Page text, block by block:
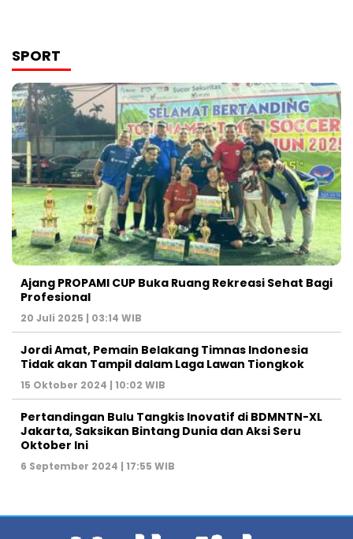
SPORT
Ajang PROPAMI CUP Buka Ruang Rekreasi Sehat Bagi
Profesional
20 Juli 2025 | 03:14 WIB
Jordi Amat, Pemain Belakang Timnas Indonesia
Tidak akan Tampil dalam Laga Lawan Tiongkok
15 Oktober 2024 | 10:02 WIB
Pertandingan Bulu Tangkis Inovatif di BDMNTN-XL
Jakarta, Saksikan Bintang Dunia dan Aksi Seru
Oktober Ini
6 September 2024 | 17:55 WIB